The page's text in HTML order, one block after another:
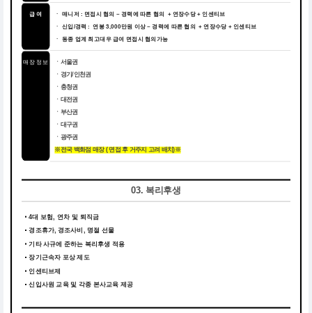
급 여 ㆍ 매니저 : 면접시 협의 ~ 경력에 따른 협의 + 연장수당 + 인센티브
ㆍ 신입/경력 : 연봉 3,000만원 이상 ~ 경력에 따른 협의 + 연장수당 + 인센티브
ㆍ 동종 업계 최고대우 급여 면접시 협의가능
매장 정보
ㆍ서울권
ㆍ경기/인천권
ㆍ충청권
ㆍ대전권
ㆍ부산권
ㆍ대구권
ㆍ광주권
※전국 백화점 매장 ( 면접 후 거주지 고려 배치)※
03. 복리후생
4대 보험, 연차 및 퇴직금
경조휴가, 경조사비, 명절 선물
기타 사규에 준하는 복리후생 적용
장기근속자 포상 제도
인센티브제
신입사원 교육 및 각종 본사교육 제공